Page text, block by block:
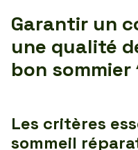
Garantir un
une qualité
bon sommier
Les critères
sommeil